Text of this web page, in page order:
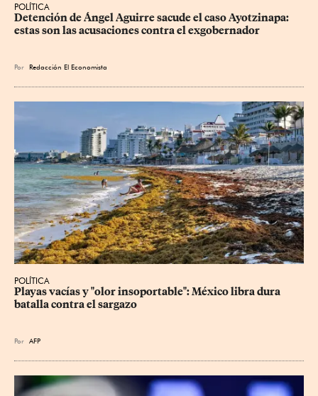
POLÍTICA
Detención de Ángel Aguirre sacude el caso Ayotzinapa:
estas son las acusaciones contra el exgobernador
Por Redacción El Economista
POLÍTICA
Playas vacías y "olor insoportable": México libra dura
batalla contra el sargazo
Por AFP